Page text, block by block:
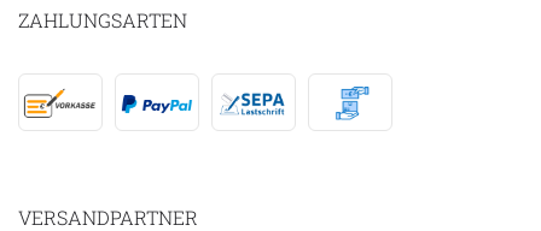
ZAHLUNGSARTEN
VERSANDPARTNER